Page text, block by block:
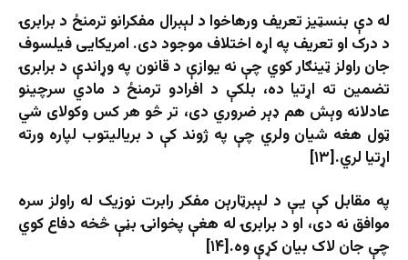
له دې بنسټیز تعریف ورهاخوا د لېبرال مفکرانو ترمنځ د برابرۍ
د درک او تعریف په اړه اختلاف موجود دی. امریکایی فیلسوف
جان راولز ټینګار کوي چې نه یوازې د قانون په وړاندې د برابرۍ
تضمین ته اړتیا ده، بلکې د افرادو ترمنځ د مادي سرچینو
عادلانه وېش هم ډېر ضروري دی، تر څو هر کس وکولای شي
ټول هغه شیان ولري چې په ژوند کې د بریالیتوب لپاره ورته
اړتیا لري.[۱۳]
په مقابل کې یې د لېبرټارېن مفکر رابرت نوزیک له راولز سره
موافق نه دی، او د برابرۍ له هغې پخوانۍ بڼې څخه دفاع کوي
چې جان لاک بیان کړې وه.[۱۴]